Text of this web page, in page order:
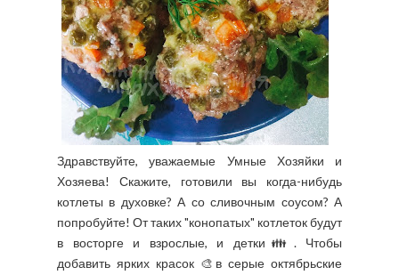
Здравствуйте, уважаемые Умные Хозяйки и
Хозяева! Скажите, готовили вы когда-нибудь
котлеты в духовке? А со сливочным соусом? А
попробуйте! От таких "конопатых" котлеток будут
в восторге и взрослые, и детки👪. Чтобы
добавить ярких красок 🎨в серые октябрьские